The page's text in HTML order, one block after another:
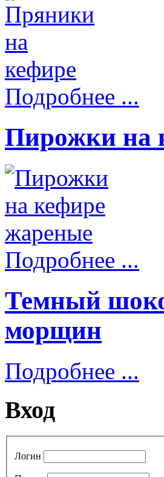
Подробнее ...
Пирожки на
Подробнее ...
Темный
морщин
Подробнее ...
Вход
Логин